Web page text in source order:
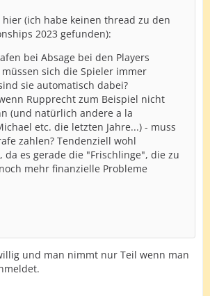
(ich habe keinen thread zu den
2023 gefunden):
bei Absage bei den Players
sich die Spieler immer
sie automatisch dabei?
Rupprecht zum Beispiel nicht
(und natürlich andere a la
etc. die letzten Jahre...) - muss
zahlen? Tendenziell wohl
es gerade die "Frischlinge", die zu
mehr finanzielle Probleme
und man nimmt nur Teil wenn man